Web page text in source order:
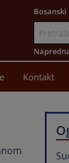
Bosanski
Kontakt